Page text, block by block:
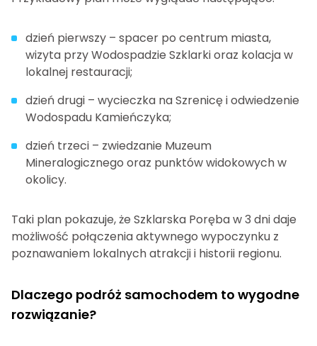
dzień pierwszy – spacer po centrum miasta,
wizyta przy Wodospadzie Szklarki oraz kolacja w
lokalnej restauracji;
dzień drugi – wycieczka na Szrenicę i odwiedzenie
Wodospadu Kamieńczyka;
dzień trzeci – zwiedzanie Muzeum
Mineralogicznego oraz punktów widokowych w
okolicy.
Taki plan pokazuje, że Szklarska Poręba w 3 dni daje
możliwość połączenia aktywnego wypoczynku z
poznawaniem lokalnych atrakcji i historii regionu.
Dlaczego podróż samochodem to wygodne
rozwiązanie?